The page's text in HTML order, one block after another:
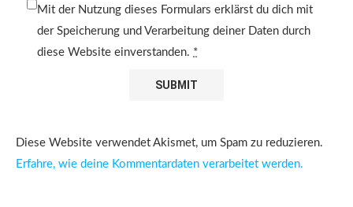
Mit der Nutzung dieses Formulars erklärst du dich mit
der Speicherung und Verarbeitung deiner Daten durch
diese Website einverstanden. *
Diese Website verwendet Akismet, um Spam zu reduzieren.
Erfahre, wie deine Kommentardaten verarbeitet werden.